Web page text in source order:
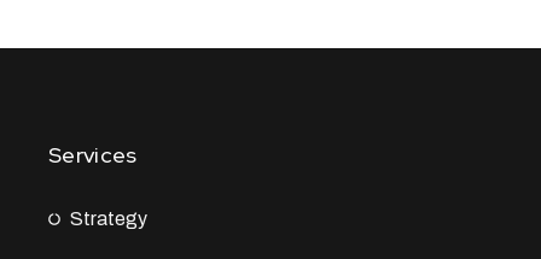
Services
Strategy